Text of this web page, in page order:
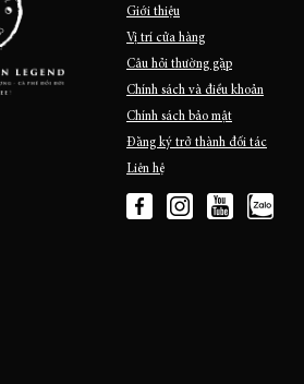
Giới thiệu
Vị trí cửa hàng
Câu hỏi thường gặp
Chính sách và điều khoản
Chính sách bảo mật
Đăng ký trở thành đối tác
Liên hệ